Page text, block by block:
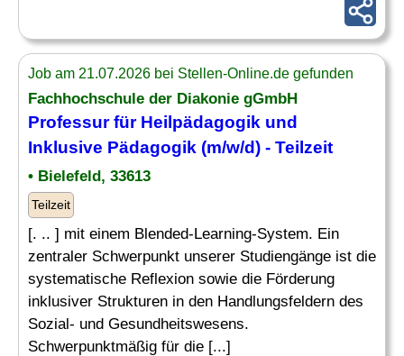
Job am 21.07.2026 bei Stellen-Online.de gefunden
Fachhochschule der Diakonie gGmbH
Professur für Heilpädagogik und
Inklusive Pädagogik (m/w/d) - Teilzeit
• Bielefeld, 33613
Teilzeit
[. .. ] mit einem Blended-Learning-System. Ein
zentraler Schwerpunkt unserer Studiengänge ist die
systematische Reflexion sowie die Förderung
inklusiver Strukturen in den Handlungsfeldern des
Sozial- und Gesundheitswesens.
Schwerpunktmäßig für die [...]